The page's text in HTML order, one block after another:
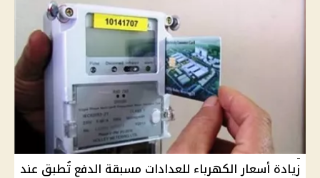
زيادة أسعار الكهرباء للعدادات مسبقة الدفع تُطبق عند